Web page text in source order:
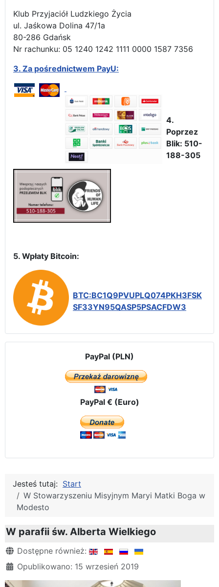
Klub Przyjaciół Ludzkiego Życia
ul. Jaśkowa Dolina 47/1a
80-286 Gdańsk
Nr rachunku: 05 1240 1242 1111 0000 1587 7356
3. Za pośrednictwem PayU:
4.
Poprzez
Blik: 510-
188-305
5. Wpłaty Bitcoin:
BTC:BC1Q9PVUPLQ074PKH3FSK
SF33YN95QASP5PSACFDW3
PayPal (PLN)
PayPal € (Euro)
Jesteś tutaj: Start
W Stowarzyszeniu Misyjnym Maryi Matki Boga w
Modesto
W parafii św. Alberta Wielkiego
Szczegóły
Dostępne również:
Opublikowano: 15 wrzesień 2019